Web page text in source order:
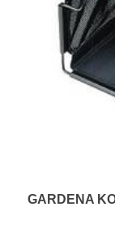
GARDENA